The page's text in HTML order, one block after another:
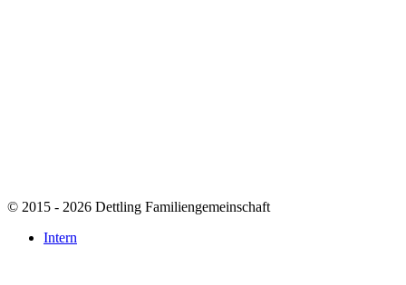
© 2015 - 2026 Dettling Familiengemeinschaft
Intern